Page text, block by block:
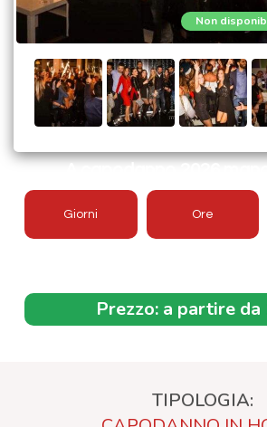
Non
Giorni Ore
Prezzo: a partire da
TIPOLOGIA: